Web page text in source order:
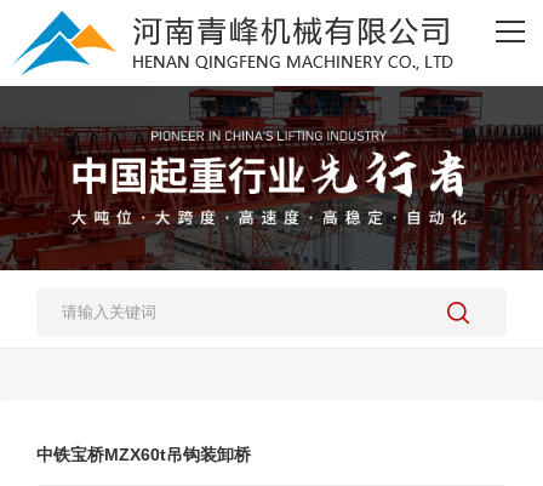
网站首页
营销服务
新闻资讯
中铁宝桥MZX60t吊钩装卸桥